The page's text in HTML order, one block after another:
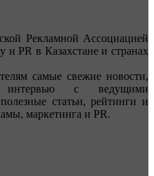
Рекламной Ассоциацией
и PR в Казахстане и странах
самые свежие новости,
интервью с ведущими
статьи, рейтинги и
маркетинга и PR.